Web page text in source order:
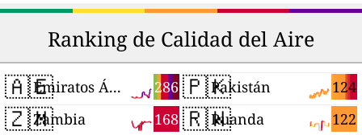
Ranking de Calidad del Aire
🇦🇪 286
Emiratos Árabes Unidos
🇿🇲 168
Zambia
🇵🇰 124
Pakistán
🇷🇼 122
Ruanda